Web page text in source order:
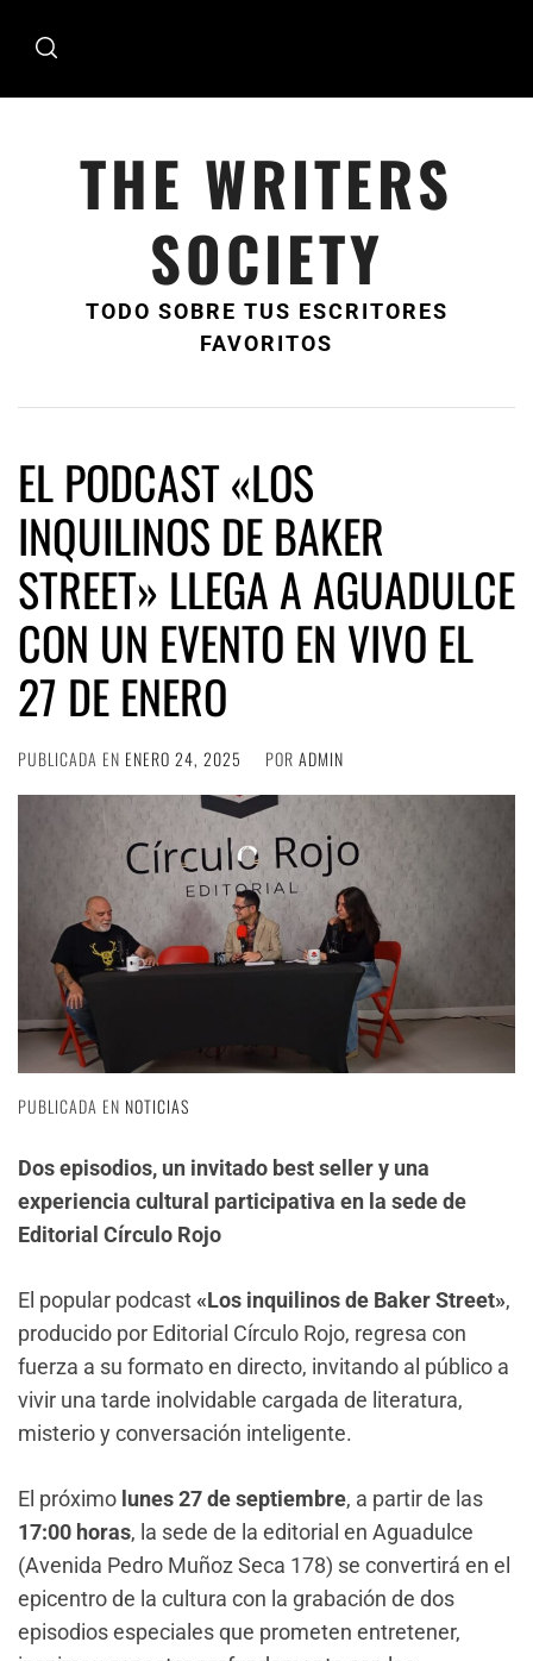
THE WRITERS
SOCIETY
TODO SOBRE TUS ESCRITORES
FAVORITOS
EL PODCAST «LOS
INQUILINOS DE BAKER
STREET» LLEGA A AGUADULCE
CON UN EVENTO EN VIVO EL
27 DE ENERO
PUBLICADA EN ENERO 24, 2025 POR ADMIN
PUBLICADA EN NOTICIAS
Dos episodios, un invitado best seller y una
experiencia cultural participativa en la sede de
Editorial Círculo Rojo
El popular podcast«Los inquilinos de Baker Street»,
producido por Editorial Círculo Rojo, regresa con
fuerza a su formato en directo, invitando al público a
vivir una tarde inolvidable cargada de literatura,
misterio y conversación inteligente.
El próximo lunes 27 de septiembre, a partir de las
17:00 horas, la sede de la editorial en Aguadulce
(Avenida Pedro Muñoz Seca 178) se convertirá en el
epicentro de la cultura con la grabación de dos
episodios especiales que prometen entretener,